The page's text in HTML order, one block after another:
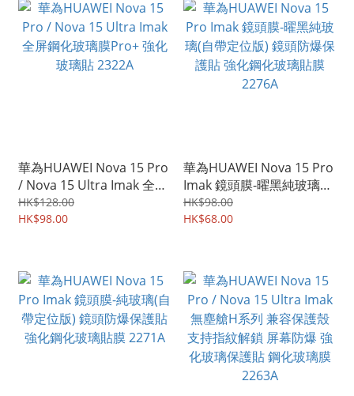
華為HUAWEI Nova 15 Pro
/ Nova 15 Ultra Imak 全屏
鋼化玻璃膜Pro+ 強化玻璃
貼 2322A
HK$128.00
HK$98.00
華為HUAWEI Nova 15 Pro
Imak 鏡頭膜-曜黑純玻璃
(自帶定位版) 鏡頭防爆保護
貼 強化鋼化玻璃貼膜
HK$98.00
HK$68.00